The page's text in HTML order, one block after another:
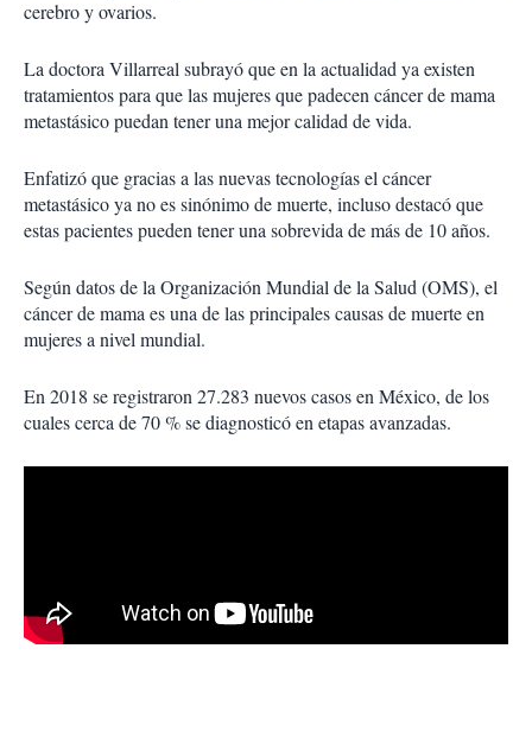
cerebro y ovarios.
La doctora Villarreal subrayó que en la actualidad ya existen
tratamientos para que las mujeres que padecen cáncer de mama
metastásico puedan tener una mejor calidad de vida.
Enfatizó que gracias a las nuevas tecnologías el cáncer
metastásico ya no es sinónimo de muerte, incluso destacó que
estas pacientes pueden tener una sobrevida de más de 10 años.
Según datos de la Organización Mundial de la Salud (OMS), el
cáncer de mama es una de las principales causas de muerte en
mujeres a nivel mundial.
En 2018 se registraron 27.283 nuevos casos en México, de los
cuales cerca de 70 % se diagnosticó en etapas avanzadas.